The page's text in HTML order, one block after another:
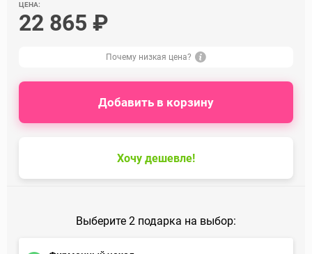
ЦЕНА:
22 865 ₽
Почему низкая цена?
Хочу дешевле!
Добавить в корзину
Выберите 2 подарка на выбор: